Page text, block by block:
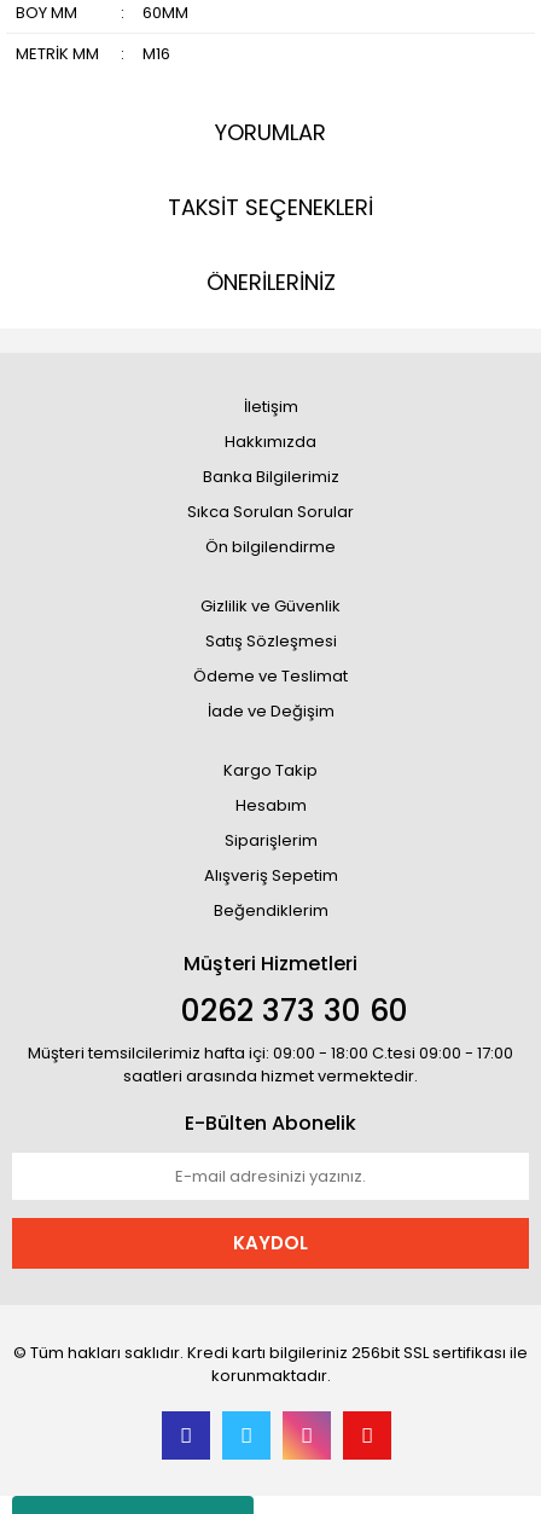
BOY MM
:
60MM
METRİK MM
: M16
YORUMLAR
TAKSİT SEÇENEKLERİ
ÖNERİLERİNİZ
İletişim
Hakkımızda
Banka Bilgilerimiz
Sıkca Sorulan Sorular
Ön bilgilendirme
Gizlilik ve Güvenlik
Satış Sözleşmesi
Ödeme ve Teslimat
İade ve Değişim
Kargo Takip
Hesabım
Siparişlerim
Alışveriş Sepetim
Beğendiklerim
Müşteri Hizmetleri
0262 373 30 60
Müşteri temsilcilerimiz hafta içi: 09:00 - 18:00 C.tesi 09:00 - 17:00
saatleri arasında hizmet vermektedir.
E-Bülten Abonelik
KAYDOL
© Tüm hakları saklıdır. Kredi kartı bilgileriniz 256bit SSL sertifikası ile
korunmaktadır.